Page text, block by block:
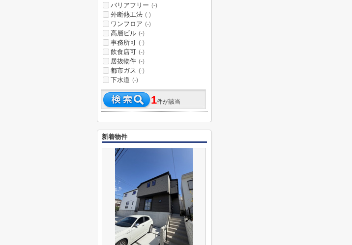
バリアフリー (-)
外断熱工法 (-)
ワンフロア (-)
高層ビル (-)
事務所可 (-)
飲食店可 (-)
居抜物件 (-)
都市ガス (-)
下水道 (-)
1件が該当
新着物件